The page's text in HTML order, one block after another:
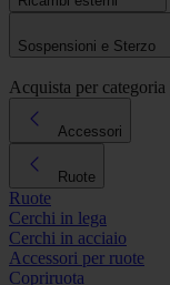
Sospensioni e Sterzo
Acquista per categoria
Accessori
Ruote
Ruote
Cerchi in lega
Cerchi in acciaio
Accessori per ruote
Copriruota